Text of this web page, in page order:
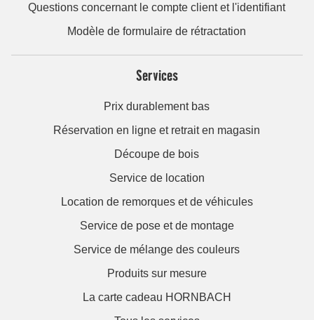
Questions concernant le compte client et l'identifiant
Modèle de formulaire de rétractation
Services
Prix durablement bas
Réservation en ligne et retrait en magasin
Découpe de bois
Service de location
Location de remorques et de véhicules
Service de pose et de montage
Service de mélange des couleurs
Produits sur mesure
La carte cadeau HORNBACH